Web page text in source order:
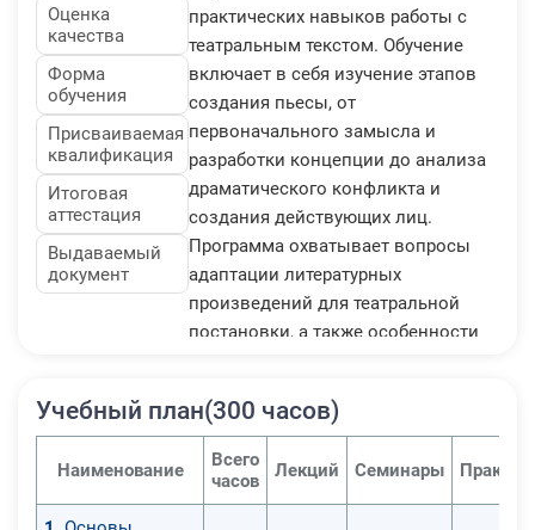
Оценка
качества
Форма
обучения
Присваиваемая
квалификация
Итоговая
аттестация
Выдаваемый
документ
практических навыков работы с
театральным текстом. Обучение
включает в себя изучение этапов
создания пьесы, от
первоначального замысла и
разработки концепции до анализа
драматического конфликта и
создания действующих лиц.
Программа охватывает вопросы
адаптации литературных
произведений для театральной
постановки, а также особенности
Предусмотрено изучение
режиссуры, необходимых для
понимания взаимодействия текста
Учебный план(300 часов)
Наименование
Всего
часов
Лекций Семинары